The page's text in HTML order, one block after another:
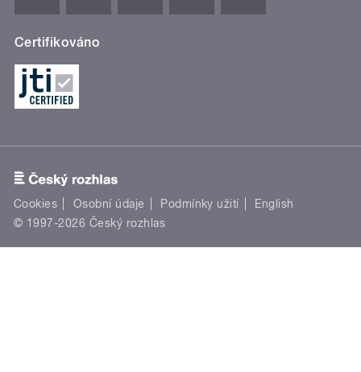
Certifikováno
Cookies Osobní údaje Podmínky užití
English
© 1997-2026 Český rozhlas